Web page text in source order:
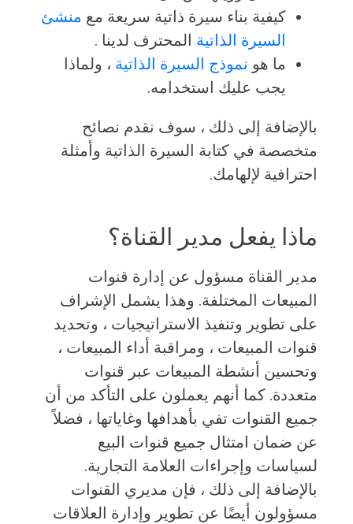
كيفية بناء سيرة ذاتية سريعة مع منشئ
السيرة الذاتية المحترف لدينا .
ما هو نموذج السيرة الذاتية ، ولماذا
يجب عليك استخدامه.
بالإضافة إلى ذلك ، سوف نقدم نصائح
متخصصة في كتابة السيرة الذاتية وأمثلة
احترافية لإلهامك.
ماذا يفعل مدير القناة؟
مدير القناة مسؤول عن إدارة قنوات
المبيعات المختلفة. وهذا يشمل الإشراف
على تطوير وتنفيذ الاستراتيجيات ، وتحديد
قنوات المبيعات ، ومراقبة أداء المبيعات ،
وتحسين أنشطة المبيعات عبر قنوات
متعددة. كما أنهم يعملون على التأكد من أن
جميع القنوات تفي بأهدافها وغاياتها ، فضلاً
عن ضمان امتثال جميع قنوات البيع
لسياسات وإجراءات العلامة التجارية.
بالإضافة إلى ذلك ، فإن مديري القنوات
مسؤولون أيضًا عن تطوير وإدارة العلاقات